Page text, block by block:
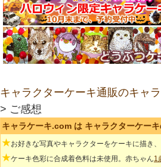
キャラクターケーキ通販のキャ
> ご感想
キャラケーキ.com は キャラクターケー
★お好きな写真やキャラクターをケーキに描き
★ケーキ色彩に合成着色料は未使用。赤ちゃん1